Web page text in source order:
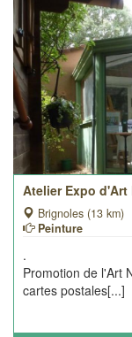
Atelier Expo d'Art
Brignoles (13 km)
Peinture
.
Promotion de l'Art
cartes postales[...]